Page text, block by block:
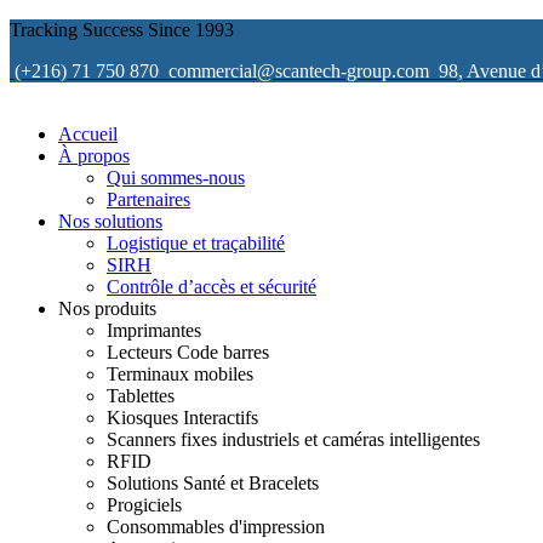
Tracking Success Since 1993
(+216) 71 750 870 commercial@scantech-group.com 98, Avenue
Accueil
À propos
Qui sommes-nous
Partenaires
Nos solutions
Logistique et traçabilité
SIRH
Contrôle d’accès et sécurité
Nos produits
Imprimantes
Lecteurs Code barres
Terminaux mobiles
Tablettes
Kiosques Interactifs
Scanners fixes industriels et caméras intelligentes
RFID
Solutions Santé et Bracelets
Progiciels
Consommables d'impression